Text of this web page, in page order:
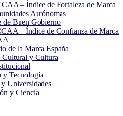
– Índice de Fortaleza de Marca
Autónomas
de Buen Gobierno
– Índice de Confianza de Marca
de la Marca España
Cultural y Cultura
y Tecnología
Universidades
y Ciencia